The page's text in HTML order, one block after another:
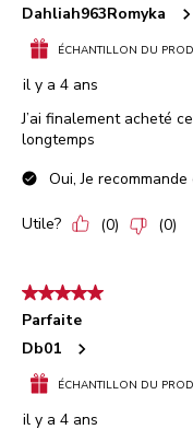
Dahliah963Romyka
ÉCHANTILLON DU
il y a 4 ans
J’ai finalement acheté
longtemps
Oui, Je
Utile? (0) (0)
5 étoile(s) sur 5.
Parfaite
Db01
ÉCHANTILLON DU
il y a 4 ans